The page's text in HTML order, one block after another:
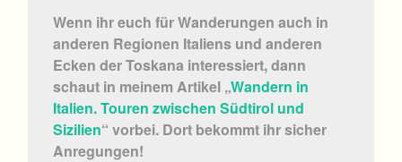
Wenn ihr euch für Wanderungen auch in
anderen Regionen Italiens und anderen
Ecken der Toskana interessiert, dann
schaut in meinem Artikel „Wandern in
Italien. Touren zwischen Südtirol und
Sizilien“ vorbei. Dort bekommt ihr sicher
Anregungen!